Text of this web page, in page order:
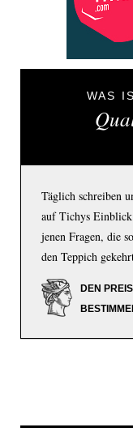
WAS
Täglich schreiben
auf Tichys
jenen Fragen, die
den Teppich
DEN